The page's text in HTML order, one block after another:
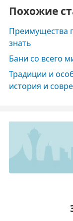
Похожие
Преимущества
знать
Бани со всего
Традиции и
история и